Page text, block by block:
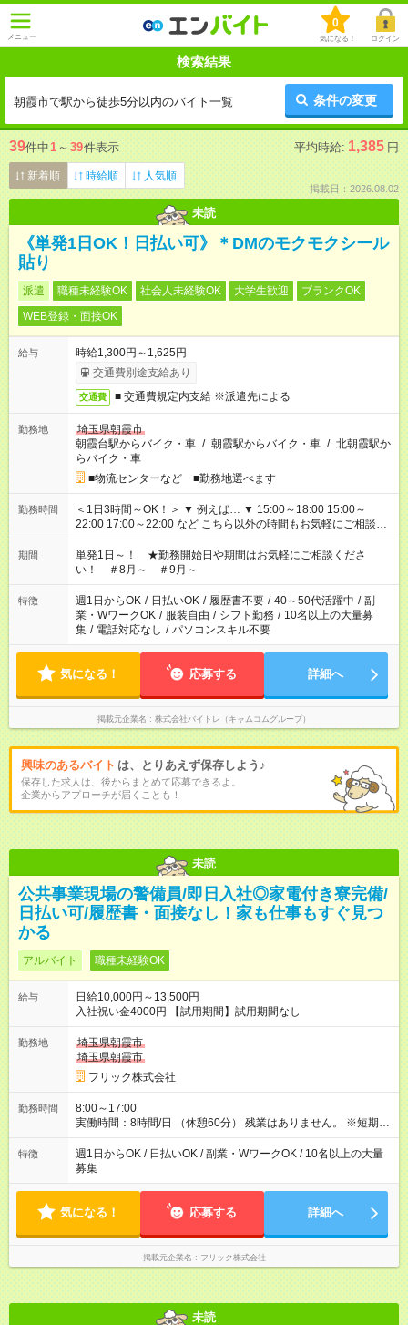
メニュー
0
気になる！ ログイン
検索結果
朝霞市で駅から徒歩5分以内のバイト一覧 条件の変更
39件中1 ～ 39件表示 平均時給: 1,385 円
新着順 時給順 人気順
掲載日：2026.08.02
未読
《単発1日OK！日払い可》＊DMのモクモクシール
貼り
派遣 職種未経験OK 社会人未経験OK 大学生歓迎
ブランクOK
WEB登録・面接OK
給与
時給1,300円～1,625円
交通費別途支給あり
交通費 ■ 交通費規定内支給 ※派遣先による
勤務地
埼玉県朝霞市
朝霞台駅からバイク・車 / 朝霞駅からバイク・車 / 北朝霞駅か
らバイク・車
■物流センターなど ■勤務地選べます
勤務時間
＜1日3時間～OK！＞ ▼ 例えば… ▼ 15:00～18:00 15:00～
22:00 17:00～22:00 など こちら以外の時間もお気軽にご相談く
ださい！
期間
単発1日～！ ★勤務開始日や期間はお気軽にご相談くださ
い！ ＃8月～ ＃9月～
特徴 週1日からOK / 日払いOK / 履歴書不要 / 40～50代活躍中 / 副
業・WワークOK / 服装自由 / シフト勤務 / 10名以上の大量募
集 / 電話対応なし / パソコンスキル不要
気になる！ 応募する 詳細へ
掲載元企業名 株式会社バイトレ（キャムコムグループ）
興味のあるバイト は、とりあえず保存しよう♪
保存した求人は、後からまとめて応募できるよ。
企業からアプローチが届くことも！
未読
公共事業現場の警備員/即日入社◎家電付き寮完備/
日払い可/履歴書・面接なし！家も仕事もすぐ見つ
かる
アルバイト 職種未経験OK
給与
日給10,000円～13,500円
入社祝い金4000円 【試用期間】試用期間なし
勤務地
埼玉県朝霞市
埼玉県朝霞市
フリック株式会社
勤務時間
8:00～17:00
実働時間：8時間/日 （休憩60分） 残業はありません。 ※短期の
募集は行っておりません。予めご了承くださいませ。
特徴
週1日からOK / 日払いOK / 副業・WワークOK / 10名以上の大量
募集
気になる！ 応募する 詳細へ
掲載元企業名 フリック株式会社
未読